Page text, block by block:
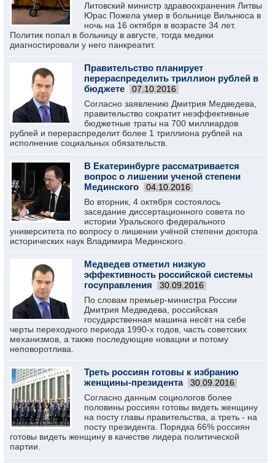
Литовский министр здравоохранения Литвы
Юрас Пожела умер в больнице Вильнюса в
ночь на 16 октября в возрасте 34 лет.
Политик попал в больницу в августе, тогда медики
диагностировали у него панкреатит.
Правительство планирует
перераспределить триллион рублей в
бюджете
07.10.2016
Согласно заявлению Дмитрия Медведева,
правительство сократит неэффективные
бюджетные траты на 700 миллиардов
рублей и перераспределит более 1 триллиона рублей на
исполнение социальных обязательств.
В Екатеринбурге рассматривается
вопрос о лишении ученой степени
Мединского
04.10.2016
Во вторник, 4 октября состоялось
заседание диссертационного совета по
истории Уральского федерального
университета по вопросу о лишении учёной степени доктора
исторических наук Владимира Мединского.
Медведев отметил низкую
эффективность российской системы
госуправления
30.09.2016
По словам премьер-министра России
Дмитрия Медведева, российская
государственная машина несёт на себе
черты переходного периода 1990-х годов, часть советских
механизмов, а также последующие новации и потому
неповоротлива.
Треть россиян готовы к избранию
женщины-президента
30.09.2016
Согласно данным социологов более
половины россиян готовы видеть женщину
на посту главы правительства, а треть - на
посту президента. Порядка 66% россиян
готовы видеть женщину в качестве лидера политической
партии.